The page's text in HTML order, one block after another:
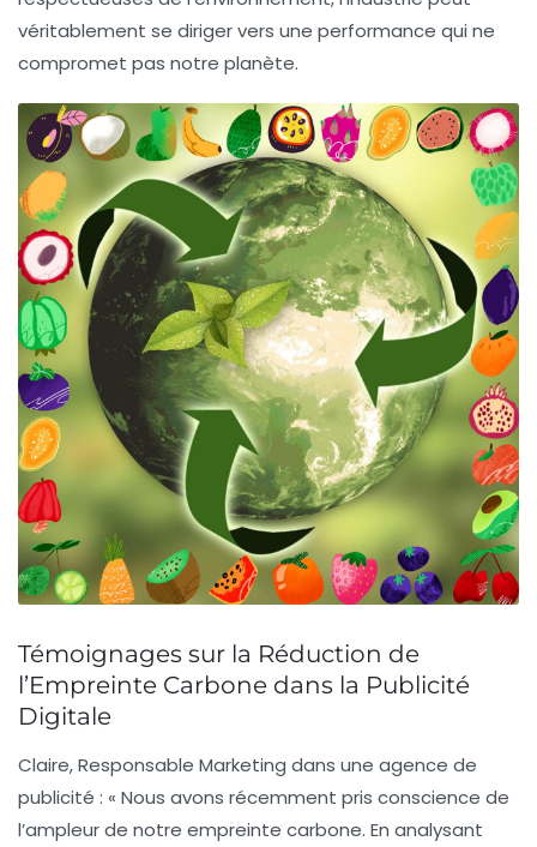
véritablement se diriger vers une performance qui ne
compromet pas notre planète.
Témoignages sur la Réduction de
l’Empreinte Carbone dans la Publicité
Digitale
Claire, Responsable Marketing dans une agence de
publicité : « Nous avons récemment pris conscience de
l’ampleur de notre empreinte carbone. En analysant